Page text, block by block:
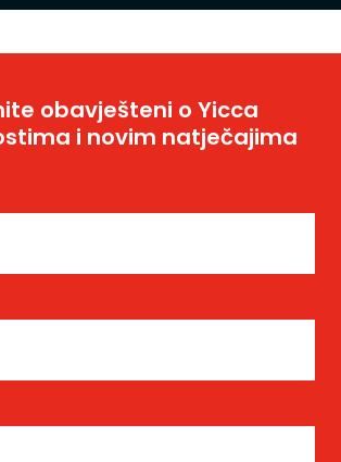
obavješteni o Yicca
i novim natječajima